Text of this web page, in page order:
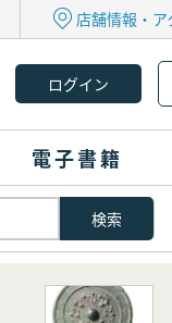
店舗情報・ア
電子書籍